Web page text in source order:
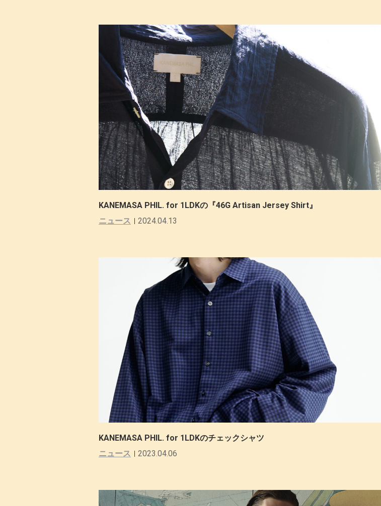
KANEMASA PHIL. for 1LDKの『46G Artisan Jersey Shirt』
ニュース
2024.04.13
KANEMASA PHIL. for 1LDKのチェックシャツ
ニュース
2023.04.06